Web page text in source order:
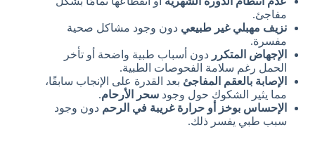
مفاجئ.
نزيف مهبلي غير طبيعي دون وجود مشاكل صحية
مفسرة.
الإجهاض المتكرر دون أسباب طبية واضحة أو تأخر
الحمل رغم سلامة الفحوصات الطبية.
الإصابة بالعقم المفاجئ بعد القدرة على الإنجاب سابقًا،
مما يثير الشكوك حول وجود سحر الأرحام.
الإحساس بوخز أو حرارة غريبة في الرحم دون وجود
سبب طبي يفسر ذلك.